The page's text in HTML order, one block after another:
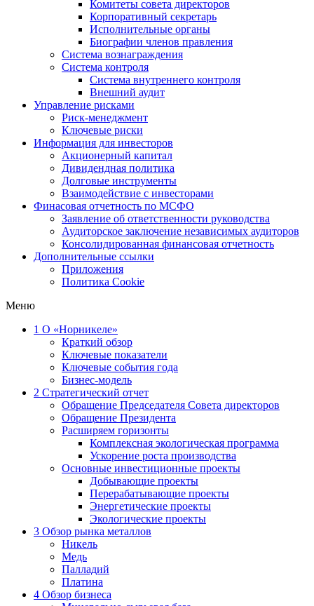
Комитеты совета директоров
Корпоративный секретарь
Исполнительные органы
Биографии членов правления
Система вознаграждения
Система контроля
Система внутреннего контроля
Внешний аудит
Управление рисками
Риск-менеджмент
Ключевые риски
Информация для инвесторов
Акционерный капитал
Дивидендная политика
Долговые инструменты
Взаимодействие с инвеcторами
Финасовая отчетность по МСФО
Заявление об ответственности руководства
Аудиторское заключение независимых аудиторов
Консолидированная финансовая отчетность
Дополнительные ссылки
Приложения
Политика Cookie
Меню
1 О «Норникеле»
Краткий обзор
Ключевые показатели
Ключевые события года
Бизнес-модель
2 Стратегический отчет
Обращение Председателя Совета директоров
Обращение Президента
Расширяем горизонты
Комплексная экологическая программа
Ускорение роста производства
Основные инвестиционные проекты
Добывающие проекты
Перерабатывающие проекты
Энергетические проекты
Экологические проекты
3 Обзор рынка металлов
Никель
Медь
Палладий
Платина
4 Обзор бизнеса